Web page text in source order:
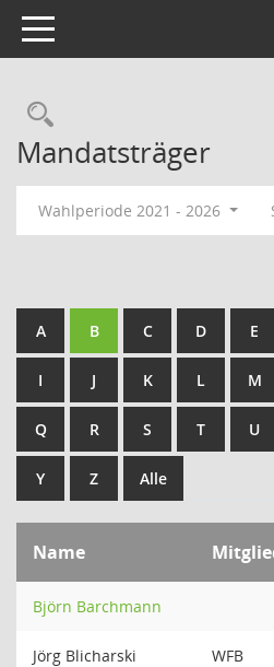
Toggle navigation
Rechercheauswahl
Mandatsträger
Wahlperiode 2021 - 2026
A B C D E
I J K L M
Q R S T U
Y Z Alle
Name
Björn Barchmann
Jörg Blicharski WFB